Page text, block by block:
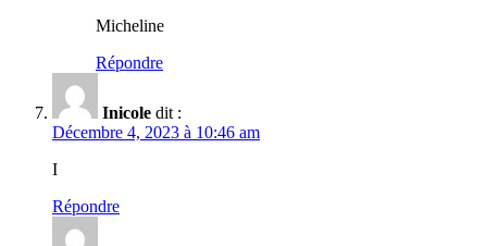
Micheline
Répondre
Inicole dit :
Décembre 4, 2023 à 10:46 am
I
Répondre